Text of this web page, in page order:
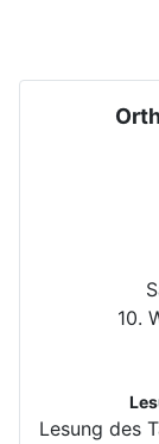
10.
Lesung des